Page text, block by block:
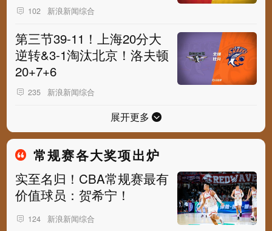
102 新浪新闻综合
第三节39-11！上海20分大
逆转&3-1淘汰北京！洛夫顿
20+7+6
235 新浪新闻综合
展开更多
常规赛各大奖项出炉
实至名归！CBA常规赛最有
价值球员：贺希宁！
124 新浪新闻综合